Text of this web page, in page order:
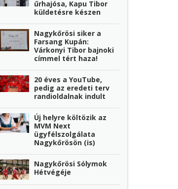
űrhajósa, Kapu Tibor
küldetésre készen
Nagykőrösi siker a
Farsang Kupán:
Várkonyi Tibor bajnoki
címmel tért haza!
20 éves a YouTube,
pedig az eredeti terv
randioldalnak indult
Új helyre költözik az
MVM Next
ügyfélszolgálata
Nagykőrösön (is)
Nagykőrösi Sólymok
Hétvégéje